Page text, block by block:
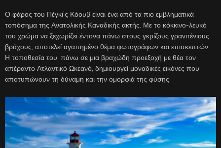
Ο φάρος του Πέγκι’ς Κόουβ είναι ένα από τα πιο εμβληματικά
τοπόσημα της Ανατολικής Καναδικής ακτής. Με το κόκκινο-λευκό
του χρώμα να ξεχωρίζει έντονα πάνω στους γκρίζους γρανιτένιους
βράχους, αποτελεί αγαπημένο θέμα φωτογράφων και επισκεπτών.
Η τοποθεσία του, πάνω σε μια βραχώδη προεξοχή με θέα τον
απέραντο Ατλαντικό Ωκεανό, δημιουργεί μοναδικές εικόνες που
αποτυπώνουν τη δύναμη και την ομορφιά της φύσης.